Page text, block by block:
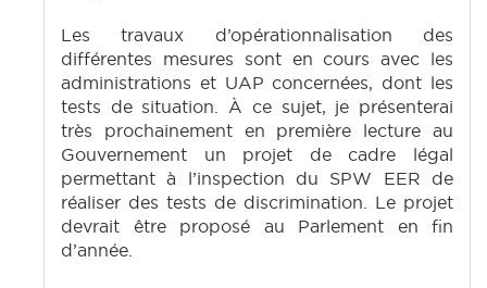
Les travaux d’opérationnalisation des
différentes mesures sont en cours avec les
administrations et UAP concernées, dont les
tests de situation. À ce sujet, je présenterai
très prochainement en première lecture au
Gouvernement un projet de cadre légal
permettant à l’inspection du SPW EER de
réaliser des tests de discrimination. Le projet
devrait être proposé au Parlement en fin
d’année.